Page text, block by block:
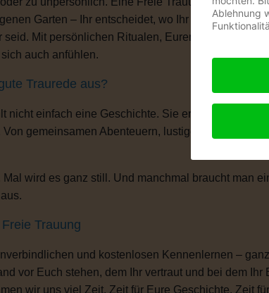
Garten – Ihr entscheidet, wo Ihr Euch das
seid. Mit persönlichen Ritualen, Eurem
auch anfühlen.
Traurede aus?
nicht einfach eine Geschichte. Sie erzählt Eure
gemeinsamen Abenteuern, lustigen
wird es ganz still. Und manchmal braucht man
Trauung
und kostenlosen Kennenlernen –
vor Euch stehen, dem Ihr vertraut und bei dem
wir uns viel Zeit. Zeit für Eure Geschichte. Zeit
Ablehnung